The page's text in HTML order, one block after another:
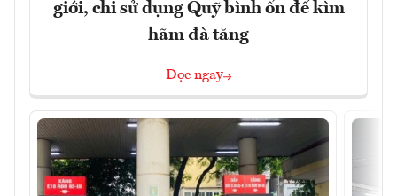
giới, chi sử dụng Quỹ bình ổn để kìm
hãm đà tăng
Đọc ngay